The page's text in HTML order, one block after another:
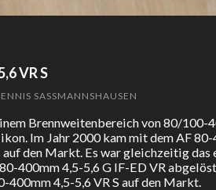
VR S
SASSMANNSHAUSEN
Brennweitenbereich von 80/100-
Im Jahr 2000 kam mit dem AF
auf den Markt. Es war gleichzeitig
400mm 4,5-5,6 G IF-ED VR
400mm 4,5-5,6 VR S auf den Markt.